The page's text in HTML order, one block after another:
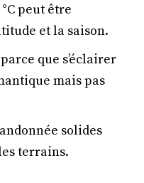
peut être
et la saison.
que s’éclairer
mais pas
solides
terrains.